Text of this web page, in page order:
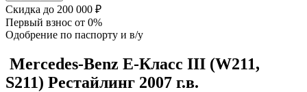
Скидка до 200 000 ₽
Первый взнос от 0%
Одобрение по паспорту и в/у
Mercedes-Benz E-Класс III (W211,
S211) Рестайлинг 2007 г.в.